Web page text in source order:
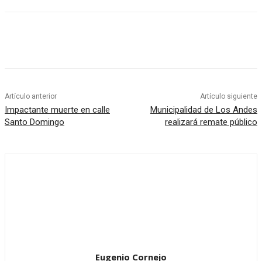
Artículo anterior
Impactante muerte en calle
Santo Domingo
Artículo siguiente
Municipalidad de Los Andes
realizará remate público
Eugenio Cornejo